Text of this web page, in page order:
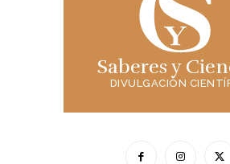
Saberes y
DIVULGACIÓN